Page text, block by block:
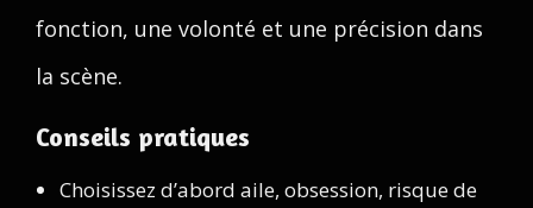
fonction, une volonté et une précision dans
la scène.
Conseils pratiques
Choisissez d’abord aile, obsession, risque de